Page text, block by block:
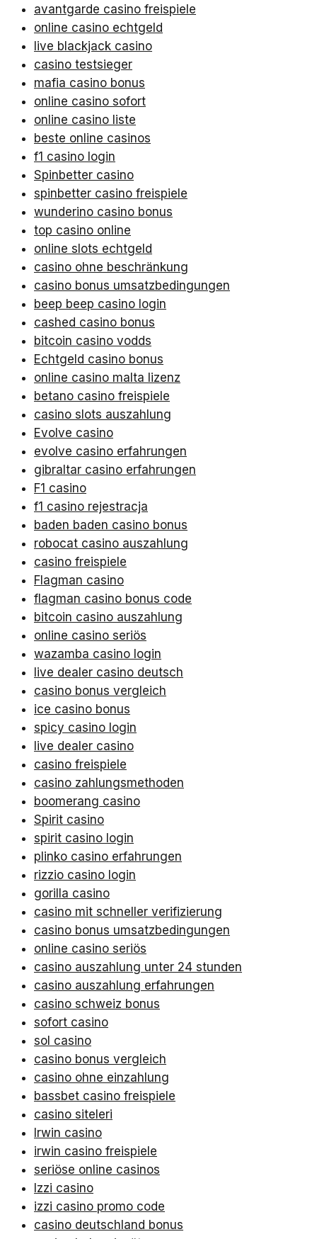
avantgarde casino freispiele
online casino echtgeld
live blackjack casino
casino testsieger
mafia casino bonus
online casino sofort
online casino liste
beste online casinos
f1 casino login
Spinbetter casino
spinbetter casino freispiele
wunderino casino bonus
top casino online
online slots echtgeld
casino ohne beschränkung
casino bonus umsatzbedingungen
beep beep casino login
cashed casino bonus
bitcoin casino vodds
Echtgeld casino bonus
online casino malta lizenz
betano casino freispiele
casino slots auszahlung
Evolve casino
evolve casino erfahrungen
gibraltar casino erfahrungen
F1 casino
f1 casino rejestracja
baden baden casino bonus
robocat casino auszahlung
casino freispiele
Flagman casino
flagman casino bonus code
bitcoin casino auszahlung
online casino seriös
wazamba casino login
live dealer casino deutsch
casino bonus vergleich
ice casino bonus
spicy casino login
live dealer casino
casino freispiele
casino zahlungsmethoden
boomerang casino
Spirit casino
spirit casino login
plinko casino erfahrungen
rizzio casino login
gorilla casino
casino mit schneller verifizierung
casino bonus umsatzbedingungen
online casino seriös
casino auszahlung unter 24 stunden
casino auszahlung erfahrungen
casino schweiz bonus
sofort casino
sol casino
casino bonus vergleich
casino ohne einzahlung
bassbet casino freispiele
casino siteleri
Irwin casino
irwin casino freispiele
seriöse online casinos
Izzi casino
izzi casino promo code
casino deutschland bonus